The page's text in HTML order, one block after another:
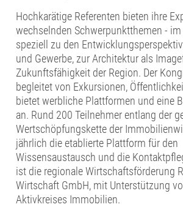
Hochkarätige Referenten bieten ihre
wechselnden Schwerpunktthemen -
speziell zu den
und Gewerbe, zur Architektur als
Zukunftsfähigkeit der Region. Der
begleitet von Exkursionen,
bietet werbliche Plattformen und eine
an. Rund 200 Teilnehmer entlang der
Wertschöpfungskette der
jährlich die etablierte Plattform für den
Wissensaustausch und die
ist die regionale Wirtschaftsförderung
Wirtschaft GmbH, mit Unterstützung
Aktivkreises Immobilien.